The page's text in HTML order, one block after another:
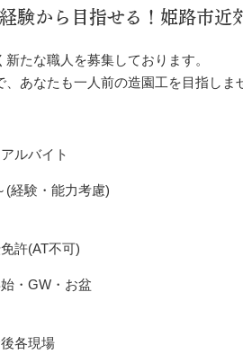
験から目指せる！姫路市近
たな職人を募集しております。
あなたも一人前の造園工を目指しま
ルバイト
(経験・能力考慮)
許(AT不可)
・GW・お盆
各現場